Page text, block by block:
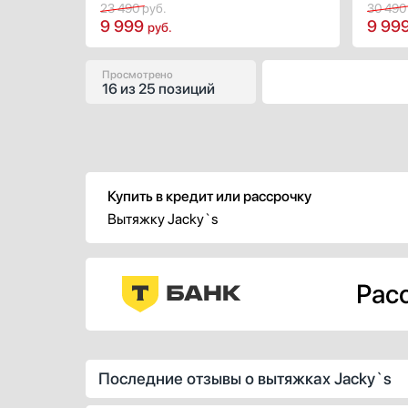
дизайну и позволяет сохранить
свободное рабочее пространство
понятно большинству пользователей,
поэтому с такой техникой найдут
общий язык люди разных возрастов.
23 490руб.
9 999 руб.
30 490
9
Просмотрено
16 из25 позиций
Купить в кредит или рассрочку
Вытяжку Jacky`s
Последние отзывы о вытяжках Jacky`s